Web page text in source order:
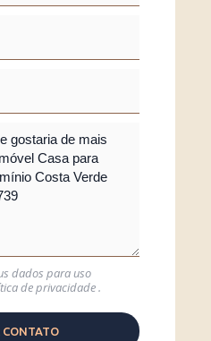
dados para uso
de privacidade.